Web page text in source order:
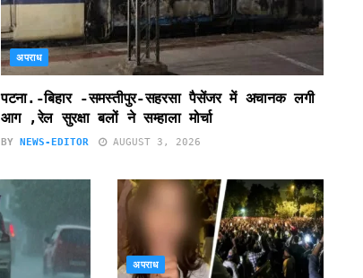
अपराध
पटना.-बिहार -समस्तीपुर-सहरसा पैसेंजर में अचानक लगी
आग ,रेल सुरक्षा बलों ने सम्हाला मोर्चा
BY NEWS-EDITOR AUGUST 3, 2026
अपराध